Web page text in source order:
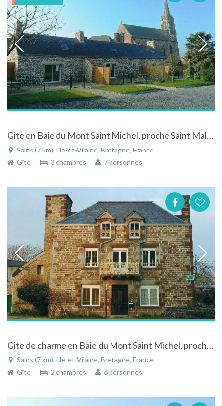
Gite en Baie du Mont Saint Michel, proche Saint Malo et Cancale
Sains (7 km), Ille-et-Vilaine, Bretagne, France
Gîte
3 chambres 7 personnes
Gite de charme en Baie du Mont Saint Michel, proche Saint Malo et Cancale
Sains (7 km), Ille-et-Vilaine, Bretagne, France
Gîte
2 chambres 6 personnes